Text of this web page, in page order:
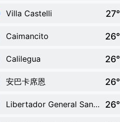
Villa Castelli 27°
Caimancito 26°
Calilegua 26°
安巴卡席恩 26°
Libertador General San Martín 26°